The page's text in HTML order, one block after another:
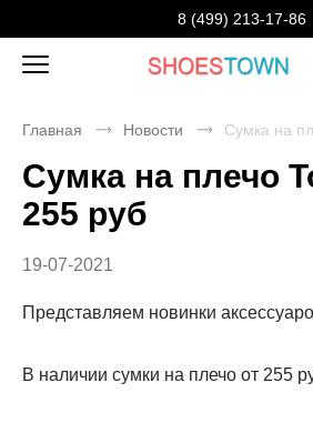
8 (499) 213-17-86
Главная Новости Сумка на
Сумка на плечо
255 руб
19-07-2021
Представляем новинки
В наличии сумки на плечо от 255